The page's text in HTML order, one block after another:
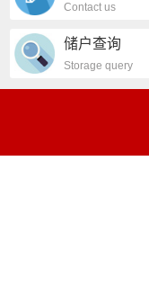
Contact us
储户查询
Storage query